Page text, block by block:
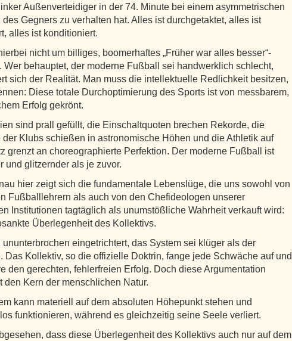
Außenverteidiger in der 74. Minute bei einem asymmetrischen
des Gegners zu verhalten hat. Alles ist durchgetaktet, alles ist
alles ist konditioniert.
nicht um billiges, boomerhaftes „Früher war alles besser“-
Wer behauptet, der moderne Fußball sei handwerklich schlecht,
sich der Realität. Man muss die intellektuelle Redlichkeit besitzen,
Diese totale Durchoptimierung des Sports ist von messbarem,
Erfolg gekrönt.
sind prall gefüllt, die Einschaltquoten brechen Rekorde, die
der Klubs schießen in astronomische Höhen und die Athletik auf
grenzt an choreographierte Perfektion. Der moderne Fußball ist
und glitzernder als je zuvor.
hier zeigt sich die fundamentale Lebenslüge, die uns sowohl von
Fußballlehrern als auch von den Chefideologen unserer
Institutionen tagtäglich als unumstößliche Wahrheit verkauft wird:
Überlegenheit des Kollektivs.
ununterbrochen eingetrichtert, das System sei klüger als der
Das Kollektiv, so die offizielle Doktrin, fange jede Schwäche auf und
den gerechten, fehlerfreien Erfolg. Doch diese Argumentation
den Kern der menschlichen Natur.
kann materiell auf dem absoluten Höhepunkt stehen und
funktionieren, während es gleichzeitig seine Seele verliert.
dass diese Überlegenheit des Kollektivs auch nur auf dem